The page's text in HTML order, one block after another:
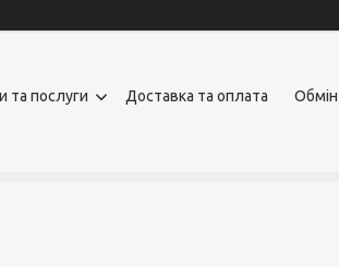
та послуги Доставка та оплата